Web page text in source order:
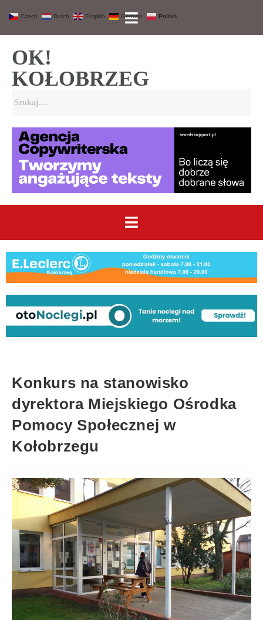
OK!
KOŁOBRZEG
Konkurs na stanowisko
dyrektora Miejskiego Ośrodka
Pomocy Społecznej w
Kołobrzegu
Czech Dutch English German Polish